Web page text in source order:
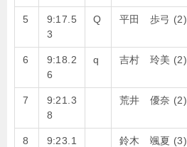
5
9:17.5
3
Q 平田 歩弓 (2)
6
9:18.2
6
q 吉村 玲美 (2)
7
9:21.3
8
荒井 優奈 (2)
8
9:23.1
鈴木 颯夏 (3)